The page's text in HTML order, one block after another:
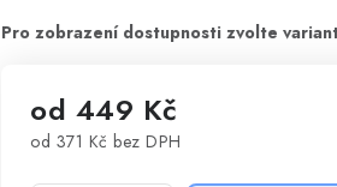
od 449 Kč
od 371 Kč bez DPH